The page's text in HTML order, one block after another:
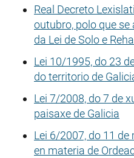
Real Decreto
outubro, polo que
da Lei de Solo e
Lei 10/1995, do 23
do territorio de
Lei 7/2008, do 7 de
paisaxe de Galicia
Lei 6/2007, do 11
en materia de